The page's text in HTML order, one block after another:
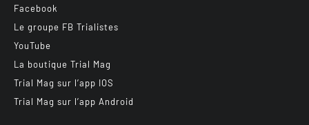
Facebook
Le groupe FB Trialistes
YouTube
La boutique Trial Mag
Trial Mag sur l’app IOS
Trial Mag sur l’app Android